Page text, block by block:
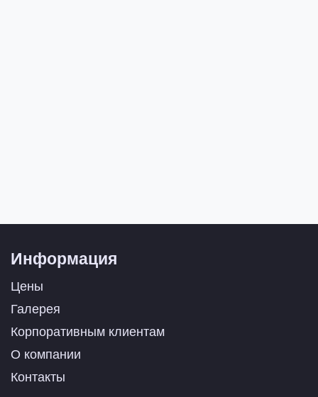
Информация
Цены
Галерея
Корпоративным клиентам
О компании
Контакты